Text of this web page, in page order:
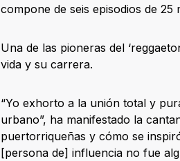
compone de seis episodios de
Una de las pioneras del
vida y su carrera.
“Yo exhorto a la unión total y
urbano”, ha manifestado la
puertorriqueñas y cómo se
[persona de] influencia no fue